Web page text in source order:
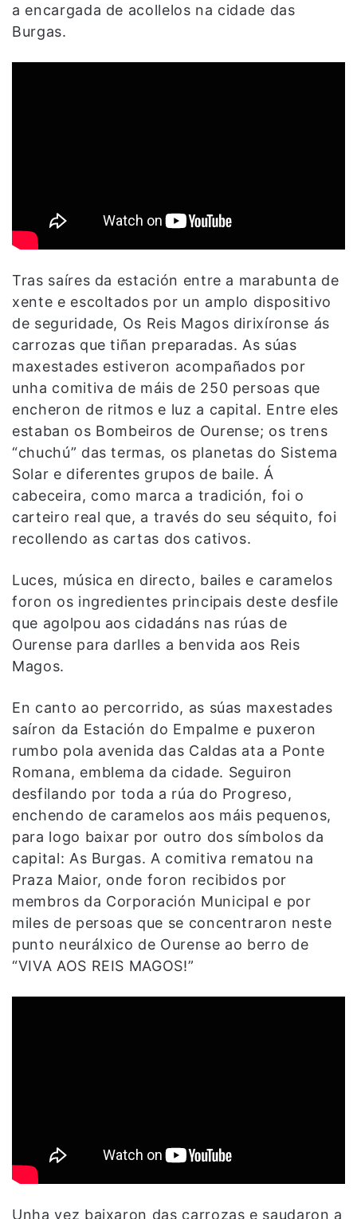
a encargada de acollelos na cidade das
Burgas.
Tras saíres da estación entre a marabunta de
xente e escoltados por un amplo dispositivo
de seguridade, Os Reis Magos dirixíronse ás
carrozas que tiñan preparadas. As súas
maxestades estiveron acompañados por
unha comitiva de máis de 250 persoas que
encheron de ritmos e luz a capital. Entre eles
estaban os Bombeiros de Ourense; os trens
“chuchú” das termas, os planetas do Sistema
Solar e diferentes grupos de baile. Á
cabeceira, como marca a tradición, foi o
carteiro real que, a través do seu séquito, foi
recollendo as cartas dos cativos.
Luces, música en directo, bailes e caramelos
foron os ingredientes principais deste desfile
que agolpou aos cidadáns nas rúas de
Ourense para darlles a benvida aos Reis
Magos.
En canto ao percorrido, as súas maxestades
saíron da Estación do Empalme e puxeron
rumbo pola avenida das Caldas ata a Ponte
Romana, emblema da cidade. Seguiron
desfilando por toda a rúa do Progreso,
enchendo de caramelos aos máis pequenos,
para logo baixar por outro dos símbolos da
capital: As Burgas. A comitiva rematou na
Praza Maior, onde foron recibidos por
membros da Corporación Municipal e por
miles de persoas que se concentraron neste
punto neurálxico de Ourense ao berro de
“VIVA AOS REIS MAGOS!”
Unha vez baixaron das carrozas e saudaron a